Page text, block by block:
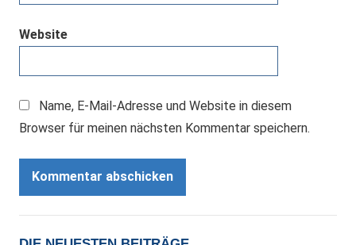
Website
Name, E-Mail-Adresse und Website in diesem
Browser für meinen nächsten Kommentar speichern.